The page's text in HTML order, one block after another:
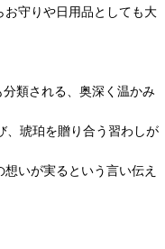
守りや日用品としても大
類される、奥深く温かみ
、琥珀を贈り合う習わしが
いが実るという言い伝え